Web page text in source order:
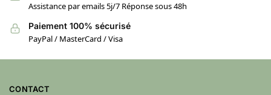
Assistance par emails 5j/7 Réponse sous 48h
Paiement 100% sécurisé
PayPal / MasterCard / Visa
CONTACT